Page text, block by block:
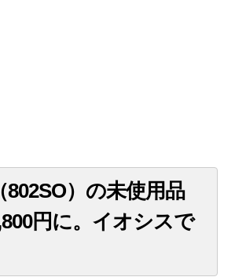
802SO）の未使用品
円に。イオシスで